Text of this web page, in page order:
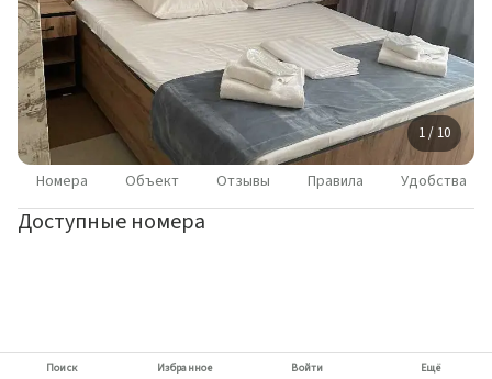
1 / 10
Номера Объект Отзывы Правила Удобства
Доступные номера
Поиск Избранное Войти Ещё